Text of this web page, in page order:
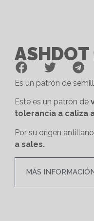
ASHDOT
Es un patrón de
Este es un patrón de
tolerancia a caliza
Por su origen
a sales.
MÁS